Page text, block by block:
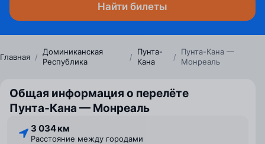
Найти билеты
Главная /
Доминиканская
Республика
/
Пунта-
Кана
/
Пунта-Кана —
Монреаль
Общая информация о перелёте
Пунта‑Кана — Монреаль
3 034 км
Расстояние между городами